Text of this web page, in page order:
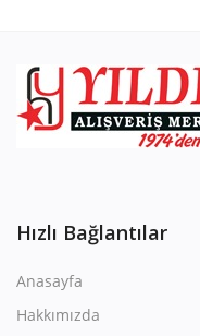
Hızlı Bağlantılar
Anasayfa
Hakkımızda